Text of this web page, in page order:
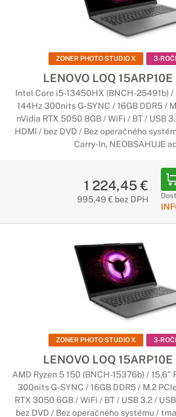
ZONER PHOTO STUDIO X 3-
LENOVO LOQ
Intel Core i5-13450HX (BNCH-25491b) /
144Hz 300nits G-SYNC / 16GB DDR5 /
nVidia RTX 5050 8GB / WiFi / BT / USB
HDMI / bez DVD / Bez operačného
Carry-In, NEOBSAHUJE
1 224,45 €
995,49 € bez DPH
ZONER PHOTO STUDIO X 3-
LENOVO LOQ
AMD Ryzen 5 150 (BNCH-15376b) / 15,6"
300nits G-SYNC / 16GB DDR5 / M.2
RTX 3050 6GB / WiFi / BT / USB 3.2 /
bez DVD / Bez operačného systému /